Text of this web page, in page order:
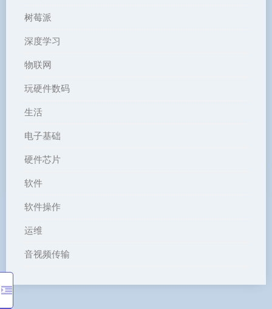
树莓派
深度学习
物联网
玩硬件数码
生活
电子基础
硬件芯片
软件
软件操作
运维
音视频传输